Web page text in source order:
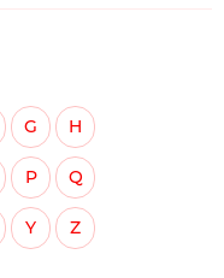
G H
P Q
Y Z